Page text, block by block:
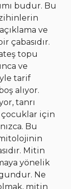
budur. Bu
zihinlerin
ve
çabasıdır.
topu
ve
tarif
alıyor.
tanrı
çocuklar için
Bu
Mitin
yönelik
Ne
mitin